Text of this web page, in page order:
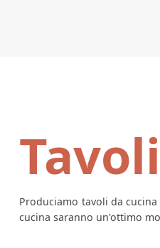
Produciamo tavoli da
cucina saranno un'ottimo